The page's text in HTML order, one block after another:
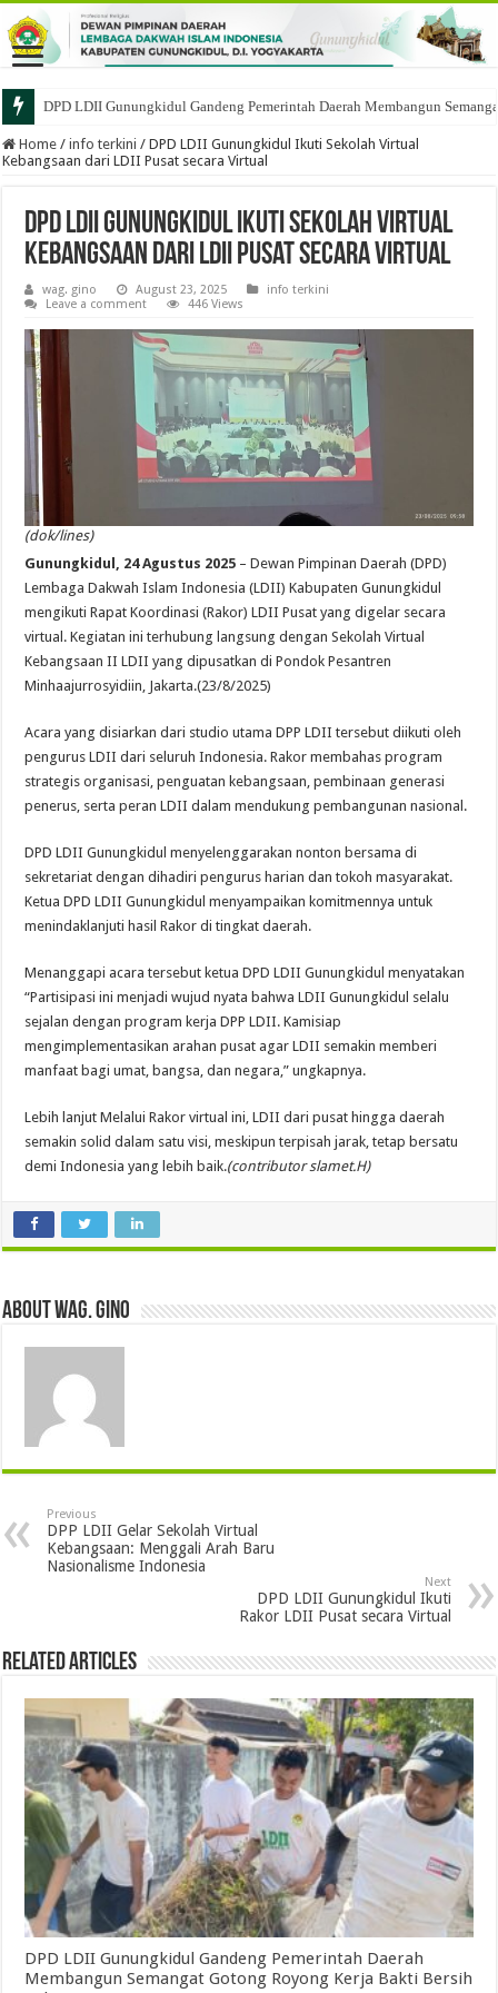
DPD LDII Gunungkidul Gandeng Pemerintah Daerah Membangun
Home / info terkini / DPD LDII Gunungkidul Ikuti Sekolah Virtual
Kebangsaan dari LDII Pusat secara Virtual
DPD LDII Gunungkidul Ikuti Sekolah Virtual
Kebangsaan dari LDII Pusat secara Virtual
wag. gino August 23, 2025
info terkini
Leave a comment
446 Views
(dok/lines)
Gunungkidul, 24 Agustus 2025 – Dewan Pimpinan Daerah (DPD)
Lembaga Dakwah Islam Indonesia (LDII) Kabupaten Gunungkidul
mengikuti Rapat Koordinasi (Rakor) LDII Pusat yang digelar secara
virtual. Kegiatan ini terhubung langsung dengan Sekolah Virtual
Kebangsaan II LDII yang dipusatkan di Pondok Pesantren
Minhaajurrosyidiin, Jakarta.(23/8/2025)
Acara yang disiarkan dari studio utama DPP LDII tersebut diikuti oleh
pengurus LDII dari seluruh Indonesia. Rakor membahas program
strategis organisasi, penguatan kebangsaan, pembinaan generasi
penerus, serta peran LDII dalam mendukung pembangunan nasional.
DPD LDII Gunungkidul menyelenggarakan nonton bersama di
sekretariat dengan dihadiri pengurus harian dan tokoh masyarakat.
Ketua DPD LDII Gunungkidul menyampaikan komitmennya untuk
menindaklanjuti hasil Rakor di tingkat daerah.
Menanggapi acara tersebut ketua DPD LDII Gunungkidul menyatakan
“Partisipasi ini menjadi wujud nyata bahwa LDII Gunungkidul selalu
sejalan dengan program kerja DPP LDII. Kamisiap
mengimplementasikan arahan pusat agar LDII semakin memberi
manfaat bagi umat, bangsa, dan negara,” ungkapnya.
Lebih lanjut Melalui Rakor virtual ini, LDII dari pusat hingga daerah
semakin solid dalam satu visi, meskipun terpisah jarak, tetap bersatu
demi Indonesia yang lebih baik.(contributor slamet.H)
About wag. gino
Previous
DPP LDII Gelar Sekolah Virtual
Kebangsaan: Menggali Arah Baru
Nasionalisme Indonesia
Next
DPD LDII Gunungkidul Ikuti
Rakor LDII Pusat secara Virtual
Related Articles
DPD LDII Gunungkidul Gandeng Pemerintah Daerah
Membangun Semangat Gotong Royong Kerja Bakti Bersih